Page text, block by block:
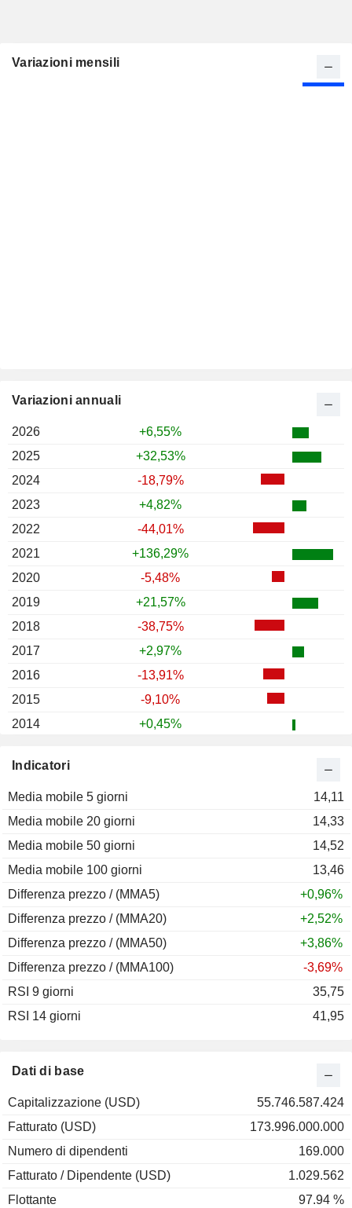
Dati di base
Capitalizzazione (USD)
55.746.587.424
Fatturato (USD)
173.996.000.000
Numero di dipendenti
169.000
Fatturato / Dipendente (USD)
1.029.562
Flottante
97.94 %
Indicatori
Media mobile 5 giorni
14,11
Media mobile 20 giorni
14,33
Media mobile 50 giorni
14,52
Media mobile 100 giorni
13,46
Differenza prezzo / (MMA5)
+0,96%
Differenza prezzo / (MMA20)
+2,52%
Differenza prezzo / (MMA50)
+3,86%
Differenza prezzo / (MMA100)
-3,69%
RSI 9 giorni
35,75
RSI 14 giorni
41,95
Variazioni mensili
Variazioni annuali
2026
+6,55%
2025
+32,53%
2024
-18,79%
2023
+4,82%
2022
-44,01%
2021
+136,29%
2020
-5,48%
2019
+21,57%
2018
-38,75%
2017
+2,97%
2016
-13,91%
2015
-9,10%
2014
+0,45%
2012
2011
2010
2009
+336,68%
2008
-65,97%
2007
-10,39%
2006
-2,72%
2005
-47,27%
2004
-8,50%
2003
2002
2000
1998
+20,85%
+3,59%